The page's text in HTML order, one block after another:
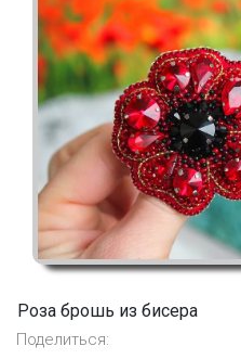
Роза брошь из бисера
Поделиться: